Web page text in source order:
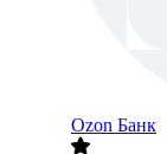
Ozon Банк